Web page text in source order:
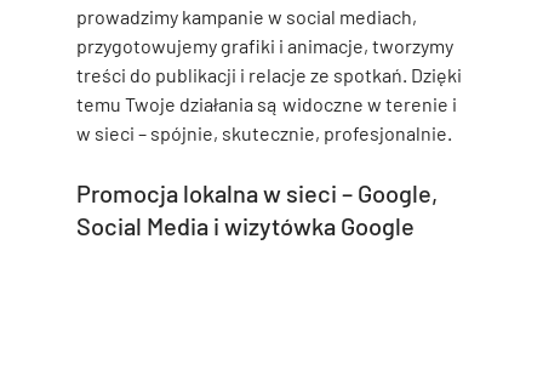
prowadzimy kampanie w social mediach,
przygotowujemy grafiki i animacje, tworzymy
treści do publikacji i relacje ze spotkań. Dzięki
temu Twoje działania są widoczne w terenie i
w sieci – spójnie, skutecznie, profesjonalnie.
Promocja lokalna w sieci – Google,
Social Media i wizytówka Google